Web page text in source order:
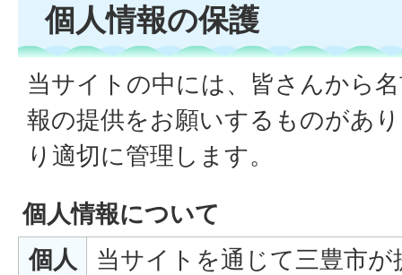
個人情報の保護
当サイトの中には、皆さんから
報の提供をお願いするものがあ
り適切に管理します。
個人情報について
個人
当サイトを通じて三豊市